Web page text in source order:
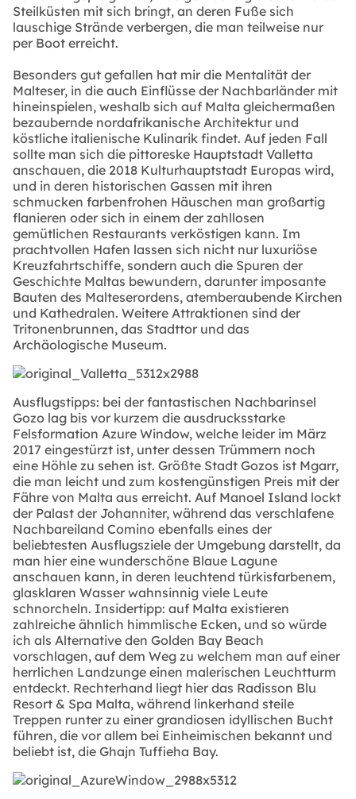
Steilküsten mit sich bringt, an deren Fuße sich
lauschige Strände verbergen, die man teilweise nur
per Boot erreicht.
Besonders gut gefallen hat mir die Mentalität der
Malteser, in die auch Einflüsse der Nachbarländer mit
hineinspielen, weshalb sich auf Malta gleichermaßen
bezaubernde nordafrikanische Architektur und
köstliche italienische Kulinarik findet. Auf jeden Fall
sollte man sich die pittoreske Hauptstadt Valletta
anschauen, die 2018 Kulturhauptstadt Europas wird,
und in deren historischen Gassen mit ihren
schmucken farbenfrohen Häuschen man großartig
flanieren oder sich in einem der zahllosen
gemütlichen Restaurants verköstigen kann. Im
prachtvollen Hafen lassen sich nicht nur luxuriöse
Kreuzfahrtschiffe, sondern auch die Spuren der
Geschichte Maltas bewundern, darunter imposante
Bauten des Malteserordens, atemberaubende Kirchen
und Kathedralen. Weitere Attraktionen sind der
Tritonenbrunnen, das Stadttor und das
Archäologische Museum.
Ausflugstipps: bei der fantastischen Nachbarinsel
Gozo lag bis vor kurzem die ausdrucksstarke
Felsformation Azure Window, welche leider im März
2017 eingestürzt ist, unter dessen Trümmern noch
eine Höhle zu sehen ist. Größte Stadt Gozos ist Mgarr,
die man leicht und zum kostengünstigen Preis mit der
Fähre von Malta aus erreicht. Auf Manoel Island lockt
der Palast der Johanniter, während das verschlafene
Nachbareiland Comino ebenfalls eines der
beliebtesten Ausflugsziele der Umgebung darstellt, da
man hier eine wunderschöne Blaue Lagune
anschauen kann, in deren leuchtend türkisfarbenem,
glasklaren Wasser wahnsinnig viele Leute
schnorcheln. Insidertipp: auf Malta existieren
zahlreiche ähnlich himmlische Ecken, und so würde
ich als Alternative den Golden Bay Beach
vorschlagen, auf dem Weg zu welchem man auf einer
herrlichen Landzunge einen malerischen Leuchtturm
entdeckt. Rechterhand liegt hier das Radisson Blu
Resort & Spa Malta, während linkerhand steile
Treppen runter zu einer grandiosen idyllischen Bucht
führen, die vor allem bei Einheimischen bekannt und
beliebt ist, die Ghajn Tuffieha Bay.